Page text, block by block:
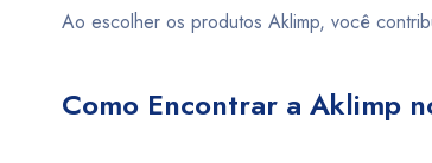
Ao escolher os produtos Aklimp, você
Como Encontrar a Aklimp